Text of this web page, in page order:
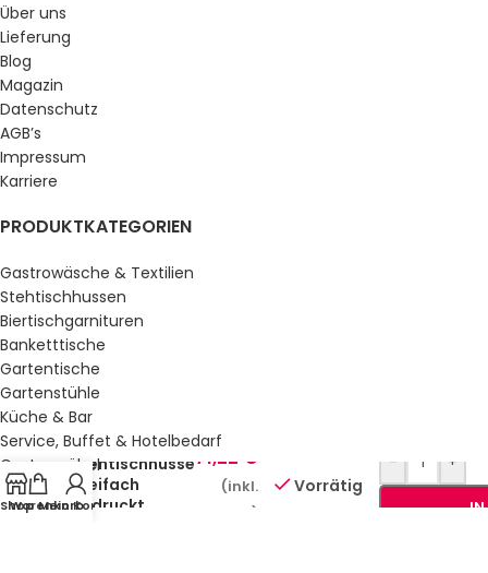
Über uns
Lieferung
Blog
Magazin
Datenschutz
AGB’s
Impressum
Karriere
PRODUKTKATEGORIEN
Gastrowäsche & Textilien
Stehtischhussen
Biertischgarnituren
Banketttische
Gartentische
Gartenstühle
Küche & Bar
Service, Buffet & Hotelbedarf
Gastromöbel
Schulmöbel
Sale %
Shop
Warenkorb
Mein Konto
Stehtischhusse
dreifach
bedruckt
71,22 €
(inkl.
MwSt.)
Vorrätig
- +
IN